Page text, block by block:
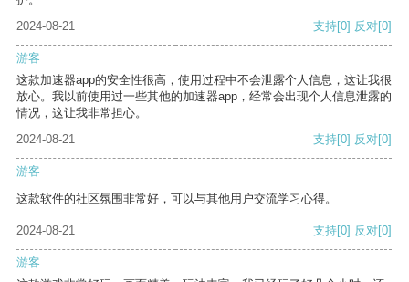
2024-08-21
支持[0] 反对[0]
游客
这款加速器app的安全性很高，使用过程中不会泄露个人信息，这让我很
放心。我以前使用过一些其他的加速器app，经常会出现个人信息泄露的
情况，这让我非常担心。
2024-08-21
支持[0] 反对[0]
游客
这款软件的社区氛围非常好，可以与其他用户交流学习心得。
2024-08-21 支持[0] 反对[0]
游客